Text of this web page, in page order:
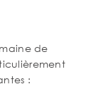
de
: